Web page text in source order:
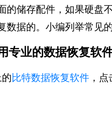
的储存配件，如果硬盘
数据的。小编列举常见
专业的数据恢复软
比特数据恢复软件 ，